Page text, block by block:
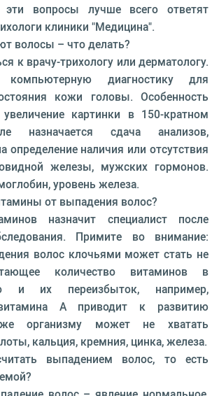
вопросы лучше всего ответят
клиники "Медицина".
волосы – что делать?
к врачу-трихологу или дерматологу.
диагностику для
кожи головы. Особенность
картинки в 150-кратном
назначается сдача анализов,
определение наличия или отсутствия
железы, мужских гормонов.
уровень железа.
от выпадения волос?
назначит специалист после
Примите во внимание:
волос клочьями может стать не
количество витаминов в
и их переизбыток, например,
A приводит к развитию
организму может не хватать
кальция, кремния, цинка, железа.
выпадением волос, то есть